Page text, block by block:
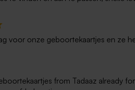
voor onze geboortekaartjes en ze
from Tadaaz already